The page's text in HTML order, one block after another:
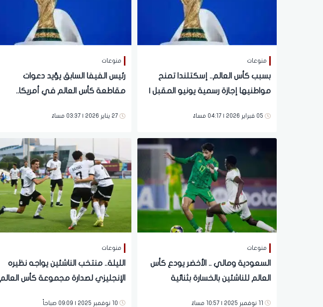
منوعات
بسبب كأس العالم.. إسكتلندا تمنح
مواطنيها إجازة رسمية يونيو المقبل |
05 فبراير 2026 | 04:17 مساءً
منوعات
رئيس الفيفا السابق يؤيد دعوات
مقاطعة كأس العالم في أمريكا..
27 يناير 2026 | 03:37 مساءً
منوعات
السعودية ومالي .. الأخضر يودع كأس
العالم للناشئين بالخسارة بثنائية
11 نوفمبر 2025 | 10:57 مساءً
منوعات
الليلة.. منتخب الناشئين يواجه نظيره
الإنجليزي لصدارة مجموعة كأس العالم
10 نوفمبر 2025 | 09:09 صباحاً